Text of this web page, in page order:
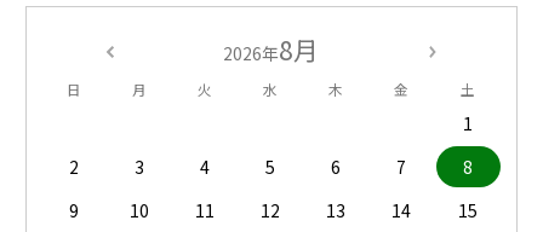
2026年8月
日 月 火 水 木 金 土
1
2
3 4 5 6 7
8
9
10 11 12 13 14
15